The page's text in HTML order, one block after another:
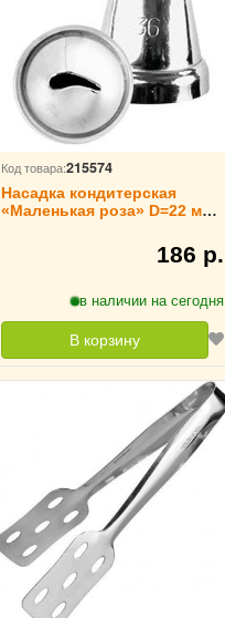
Код товара:215574
Насадка кондитерская
«Маленькая роза» D=22 мм
186 р.
в наличии на сегодня
В корзину